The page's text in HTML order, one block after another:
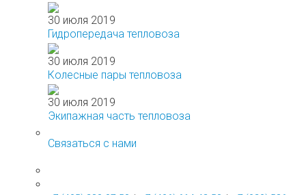
30 июля 2019
Гидропередача тепловоза
30 июля 2019
Колесные пары тепловоза
30 июля 2019
Экипажная часть тепловоза
Связаться с нами